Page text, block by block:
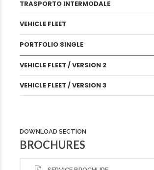
TRASPORTO INTERMODALE
VEHICLE FLEET
PORTFOLIO SINGLE
VEHICLE FLEET / VERSION 2
VEHICLE FLEET / VERSION 3
DOWNLOAD SECTION
BROCHURES